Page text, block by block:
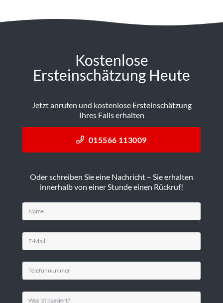
Kostenlose
Ersteinschätzung Heute
Jetzt anrufen und kostenlose Ersteinschätzung
Ihres Falls erhalten
015566 113009
Oder schreiben Sie eine Nachricht – Sie erhalten
innerhalb von einer Stunde einen Rückruf!